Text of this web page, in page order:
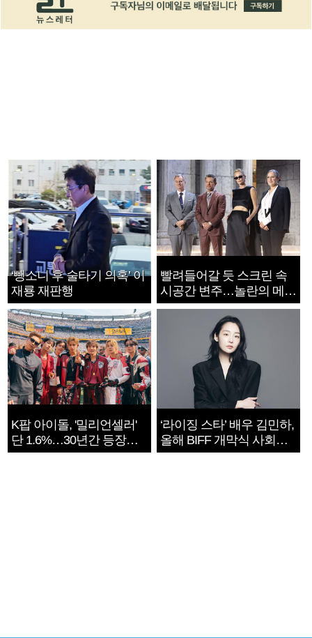
‘뺑소니 후 술타기 의혹’ 이
재룡 재판행
빨려들어갈 듯 스크린 속
시공간 변주…놀란의 메시
지는 ‘전쟁 속죄’
K팝 아이돌, '밀리언셀러'
단 1.6%…30년간 등장
1182개팀 전수조사
‘라이징 스타’ 배우 김민하,
올해 BIFF 개막식 사회자
확정